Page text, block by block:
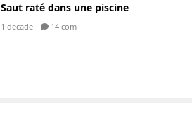
Saut raté dans une piscine
1 decade 14 com